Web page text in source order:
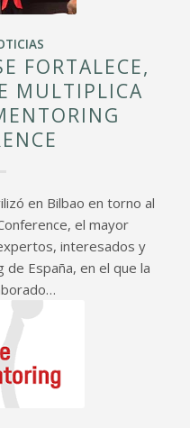
FORTALECE,
MULTIPLICA
en Bilbao en torno al
el mayor
interesados y
España, en el que la